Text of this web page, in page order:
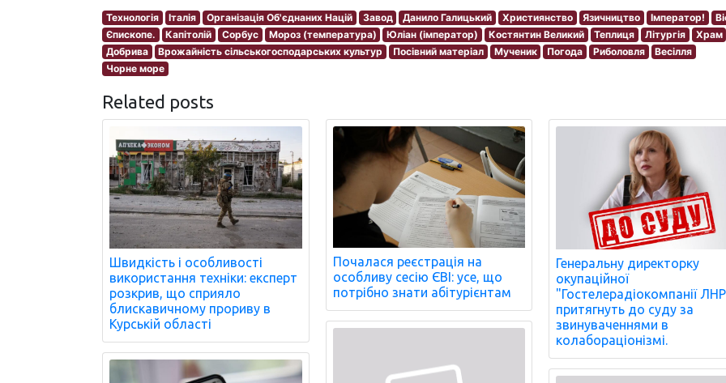
Технологія Італія Організація Об'єднаних Націй Завод Данило Галицький Християнство Язичництво Імператор!
Єпископе.
Капітолій Сорбус Мороз (температура) Юліан (імператор) Костянтин Великий Теплиця Літургія
Храм
Добрива
Врожайність сільськогосподарських культур Посівний матеріал Мученик Погода Риболовля
Весілля
Чорне море
Related posts
Швидкість і особливості
використання техніки: експерт
розкрив, що сприяло
блискавичному прориву в
Курській області
Почалася реєстрація на
особливу сесію ЄВІ: усе, що
потрібно знати абітурієнтам
Генеральну директорку
окупаційної
"Гостелерадіокомпанії
притягнуть до суду за
звинуваченнями в
колабораціонізмі.